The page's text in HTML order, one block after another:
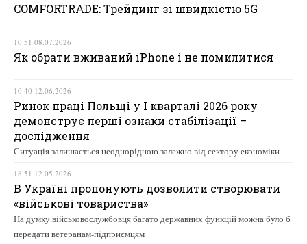
COMFORTRADE: Трейдинг зі швидкістю 5G
10:51 08.07.2026
Як обрати вживаний iPhone і не помилитися
10:40 12.06.2026
Ринок праці Польщі у І кварталі 2026 року
демонструє перші ознаки стабілізації –
дослідження
Ситуація залишається неоднорідною залежно від сектору економіки
18:51 12.05.2026
В Україні пропонують дозволити створювати
«військові товариства»
На думку військовослужбовця багато державних функцій можна було б
передати ветеранам-підприємцям